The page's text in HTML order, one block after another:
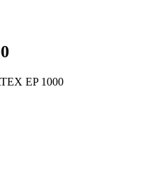
EP 1000